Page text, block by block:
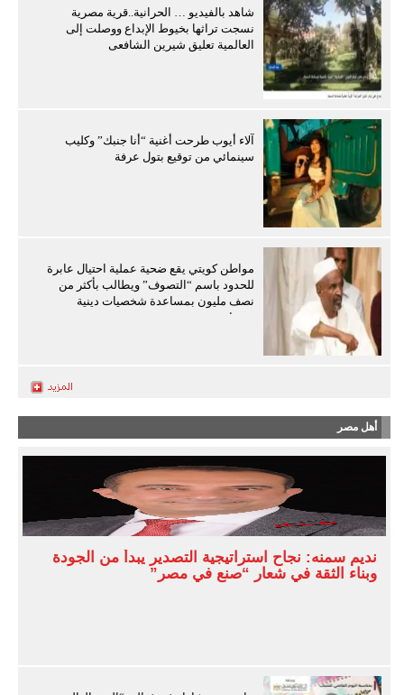
شاهد بالفيديو … الحرانية..قرية مصرية
نسجت تراثها بخيوط الإبداع ووصلت إلى
العالمية تعليق شيرين الشافعى
آلاء أيوب طرحت أغنية “أنا جنبك” وكليب
سينمائي من توقيع بتول عرفة
مواطن كويتي يقع ضحية عملية احتيال عابرة
للحدود باسم “التصوف” ويطالب بأكثر من
نصف مليون بمساعدة شخصيات دينية
سودانية
أهل مصر
نديم سمنه: نجاح استراتيجية التصدير يبدأ من الجودة
وبناء الثقة في شعار “صنع في مصر”